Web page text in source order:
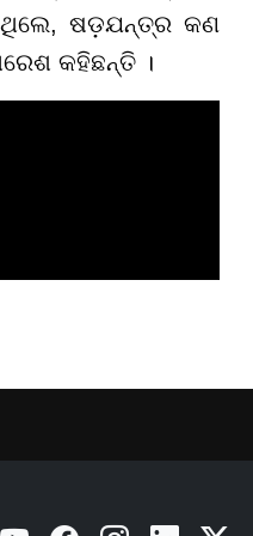
ଷଡ଼ଯନ୍ତ୍ର କଣ
କହିଛନ୍ତି ।
YouTube Facebook Instagram